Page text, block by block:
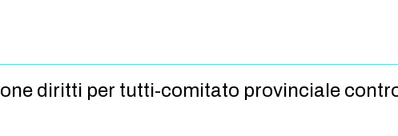
diritti per tutti-comitato provinciale